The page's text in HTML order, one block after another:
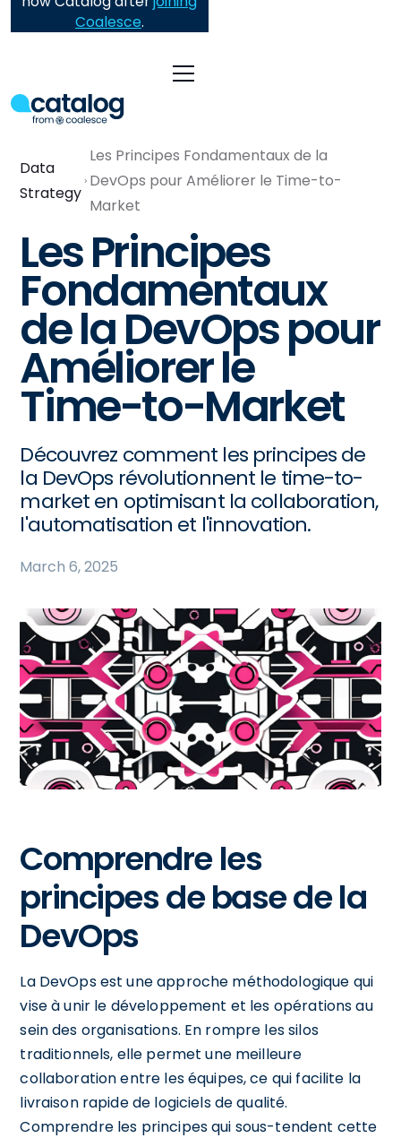
Coalesce.
Data
Strategy
Les Principes Fondamentaux de la
DevOps pour Améliorer le Time-to-
Market
Les Principes
Fondamentaux
de la DevOps pour
Améliorer le
Time-to-Market
Découvrez comment les principes de
la DevOps révolutionnent le time-to-
market en optimisant la collaboration,
l'automatisation et l'innovation.
March 6, 2025
Comprendre les
principes de base de la
DevOps
La DevOps est une approche méthodologique qui
vise à unir le développement et les opérations au
sein des organisations. En rompre les silos
traditionnels, elle permet une meilleure
collaboration entre les équipes, ce qui facilite la
livraison rapide de logiciels de qualité.
Comprendre les principes qui sous-tendent cette